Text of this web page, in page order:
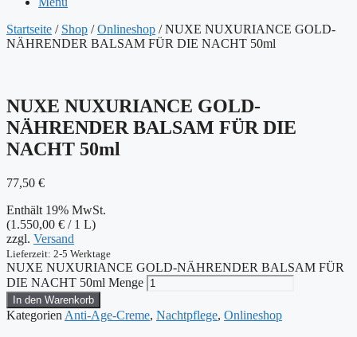
Startseite / Shop /Onlineshop / NUXE NUXURIANCE GOLD-
NÄHRENDER BALSAM FÜR DIE NACHT 50ml
NUXE NUXURIANCE GOLD-
NÄHRENDER BALSAM FÜR DIE
NACHT 50ml
77,50 €
Enthält 19% MwSt.
(1.550,00 € / 1 L)
zzgl. Versand
Lieferzeit: 2-5 Werktage
NUXE NUXURIANCE GOLD-NÄHRENDER BALSAM FÜR
DIE NACHT 50ml Menge
In den Warenkorb
Kategorien Anti-Age-Creme, Nachtpflege, Onlineshop